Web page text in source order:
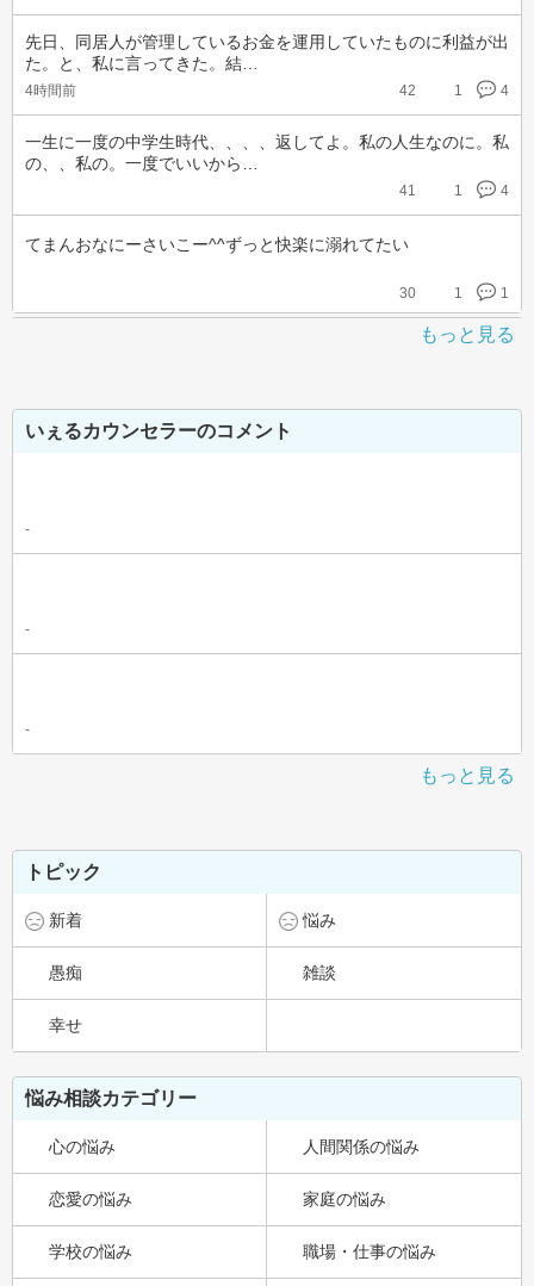
先日、同居人が管理しているお金を運用していたものに利益が出
た。と、私に言ってきた。結…
4時間前 42 1 4
一生に一度の中学生時代、、、、返してよ。私の人生なのに。私
の、、私の。一度でいいから…
41 1 4
てまんおなにーさいこー^^ずっと快楽に溺れてたい
30 1 1
もっと見る
いぇるカウンセラーのコメント
-
-
-
もっと見る
トピック
新着 悩み
愚痴 雑談
幸せ
悩み相談カテゴリー
心の悩み 人間関係の悩み
恋愛の悩み 家庭の悩み
学校の悩み 職場・仕事の悩み